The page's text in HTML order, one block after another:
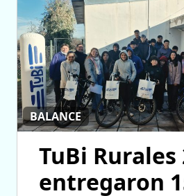
BALANCE
TuBi Rurales
entregaron